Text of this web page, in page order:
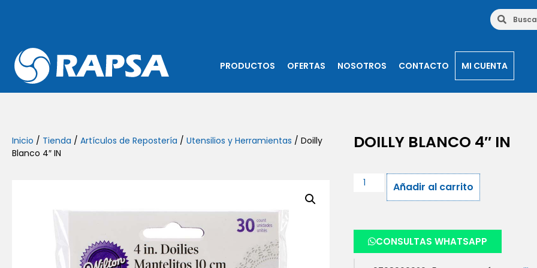
PRODUCTOS OFERTAS NOSOTROS CONTACTO MI CUENTA
Inicio / Tienda / Artículos de Repostería / Utensilios y Herramientas / Doilly
Blanco 4″ IN
DOILLY BLANCO 4″ IN
Añadir al carrito
CONSULTAS WHATSAPP